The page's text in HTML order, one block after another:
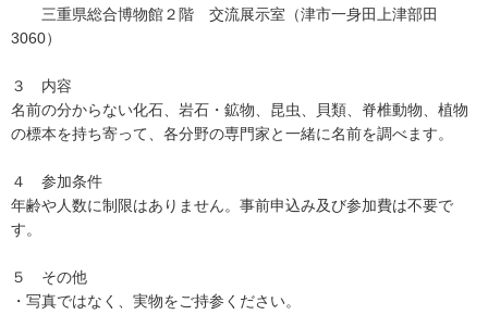
三重県総合博物館２階 交流展示室（津市一身田上津部田
3060）
３ 内容
名前の分からない化石、岩石・鉱物、昆虫、貝類、脊椎動物、植物
の標本を持ち寄って、各分野の専門家と一緒に名前を調べます。
４ 参加条件
年齢や人数に制限はありません。事前申込み及び参加費は不要で
す。
５ その他
・写真ではなく、実物をご持参ください。